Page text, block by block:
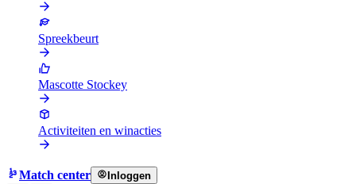
Spreekbeurt
Mascotte Stockey
Activiteiten en winacties
Match center Inloggen